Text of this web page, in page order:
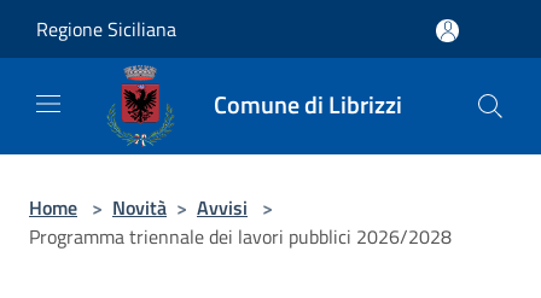
Regione Siciliana
Comune di Librizzi
Home > Novità > Avvisi >
Programma triennale dei lavori pubblici 2026/2028